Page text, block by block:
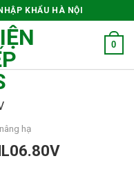
KHẨU HÀ NỘI
0
hạ